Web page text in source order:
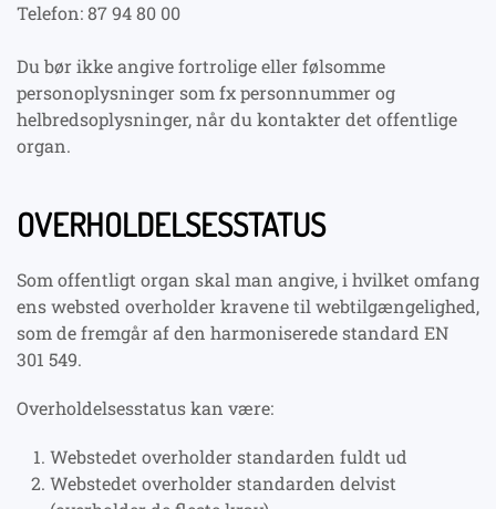
Telefon: 87 94 80 00
Du bør ikke angive fortrolige eller følsomme
personoplysninger som fx personnummer og
helbredsoplysninger, når du kontakter det offentlige
organ.
OVERHOLDELSESSTATUS
Som offentligt organ skal man angive, i hvilket omfang
ens websted overholder kravene til webtilgængelighed,
som de fremgår af den harmoniserede standard EN
301 549.
Overholdelsesstatus kan være:
Webstedet overholder standarden fuldt ud
Webstedet overholder standarden delvist